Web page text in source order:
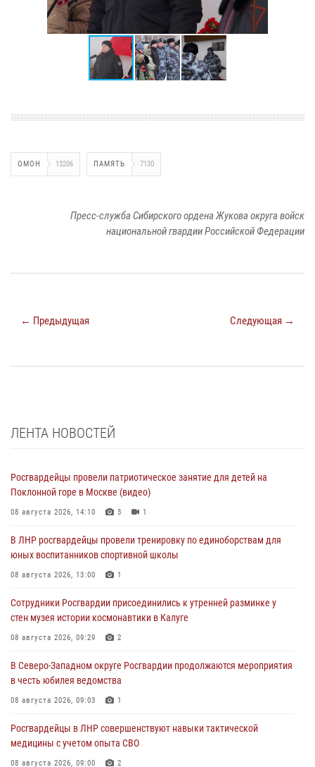
ОМОН 13206 ПАМЯТЬ 7130
Пресс-служба Сибирского ордена Жукова округа войск
национальной гвардии Российской Федерации
← Предыдущая Следующая →
ЛЕНТА НОВОСТЕЙ
Росгвардейцы провели патриотическое занятие для детей на
Поклонной горе в Москве (видео)
08 августа 2026, 14:10 3 1
В ЛНР росгвардейцы провели тренировку по единоборствам для
юных воспитанников спортивной школы
08 августа 2026, 13:00 1
Сотрудники Росгвардии присоединились к утренней разминке у
стен музея истории космонавтики в Калуге
08 августа 2026, 09:29 2
В Северо-Западном округе Росгвардии продолжаются мероприятия
в честь юбилея ведомства
08 августа 2026, 09:03 1
Росгвардейцы в ЛНР совершенствуют навыки тактической
медицины с учетом опыта СВО
08 августа 2026, 09:00 2